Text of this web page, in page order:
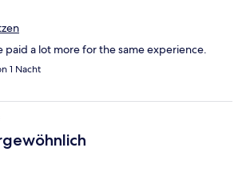
paid a lot more for the same experience.
1 Nacht